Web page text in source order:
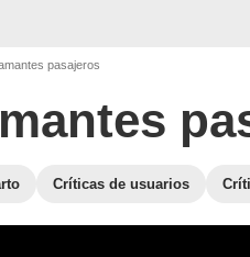
pasajeros
Críticas de usuarios